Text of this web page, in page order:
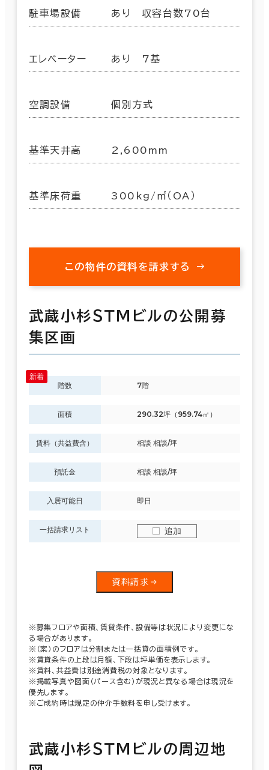
駐車場設備 あり 収容台数70台
エレベーター あり 7基
空調設備 個別方式
基準天井高 2,600mm
基準床荷重 300kg/㎡（OA）
この物件の資料を請求する
武蔵小杉ＳＴＭビルの公開募
集区画
階数 7階
面積 290.32坪（959.74㎡）
賃料（共益費含） 相談 相談/坪
預託金 相談 相談/坪
入居可能日 即日
一括請求リスト 追加
資料請求
※募集フロアや面積、賃貸条件、設備等は状況により変更にな
る場合があります。
※（案）のフロアは分割または一括貸の面積例です。
※賃貸条件の上段は月額、下段は坪単価を表示します。
※賃料、共益費は別途消費税の対象となります。
※掲載写真や図面（パース含む）が現況と異なる場合は現況を
優先します。
※ご成約時は規定の仲介手数料を申し受けます。
武蔵小杉ＳＴＭビルの周辺地